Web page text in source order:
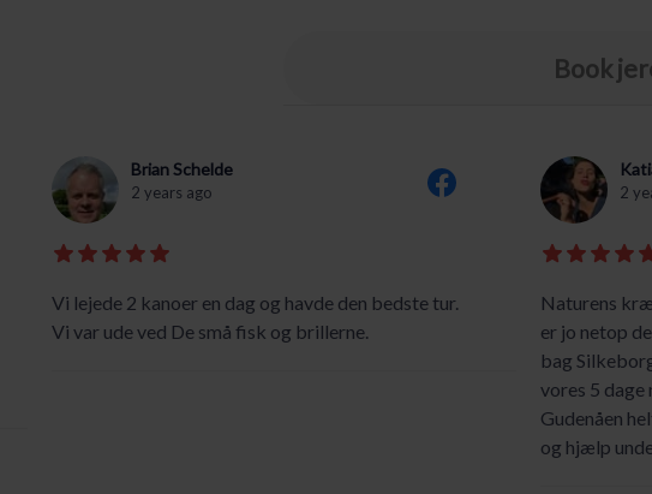
Book
Brian Schelde
2 years ago
Vi lejede 2 kanoer en dag og havde den bedste tur.
Vi var ude ved De små fisk og brillerne.
2
Naturens
er jo netop
bag
vores 5 dage
Gudenåen
og hjælp